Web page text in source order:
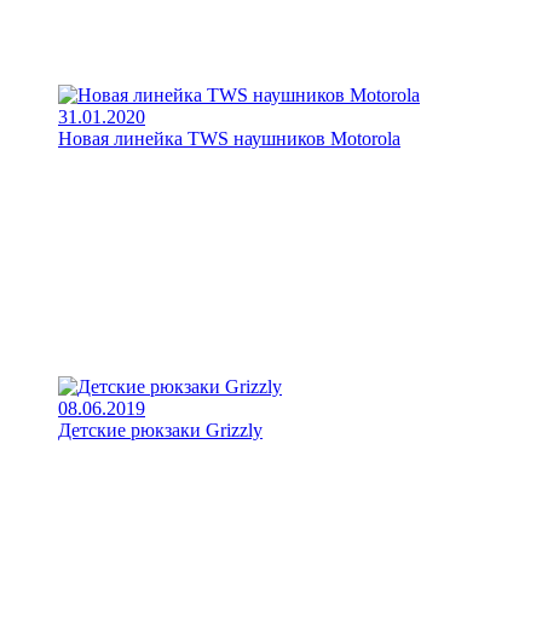
31.01.2020
Новая линейка TWS наушников Motorola
08.06.2019
Детские рюкзаки Grizzly